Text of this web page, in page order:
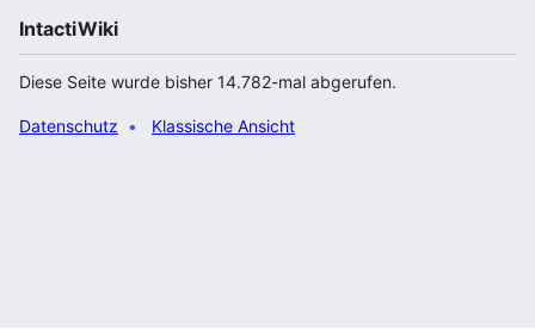
IntactiWiki
Diese Seite wurde bisher 14.782-mal abgerufen.
Datenschutz Klassische Ansicht